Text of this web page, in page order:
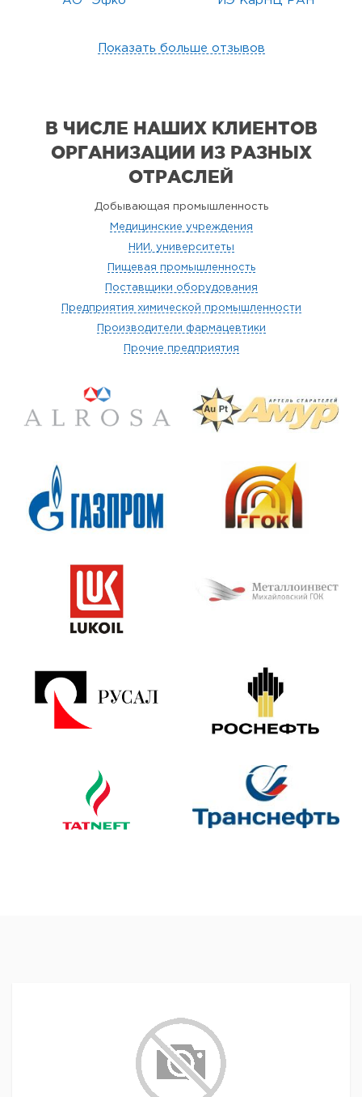
Показать больше отзывов
В ЧИСЛЕ НАШИХ КЛИЕНТОВ
ОРГАНИЗАЦИИ ИЗ РАЗНЫХ
ОТРАСЛЕЙ
Добывающая промышленность
Медицинские учреждения
НИИ, университеты
Пищевая промышленность
Поставщики оборудования
Предприятия химической промышленности
Производители фармацевтики
Прочие предприятия